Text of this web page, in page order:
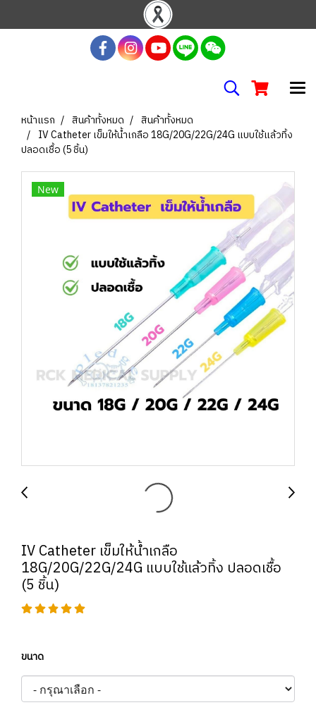
หน้าแรก สินค้าทั้งหมด
สินค้าทั้งหมด
IV Catheter เข็มให้น้ำเกลือ 18G/20G/22G/24G แบบใช้แล้วทิ้ง
ปลอดเชื้อ (5 ชิ้น)
New
IV Catheter เข็มให้น้ำเกลือ
18G/20G/22G/24G แบบใช้แล้วทิ้ง ปลอดเชื้อ
(5 ชิ้น)
ขนาด